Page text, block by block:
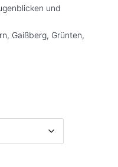
und
Gaißberg, Grünten,